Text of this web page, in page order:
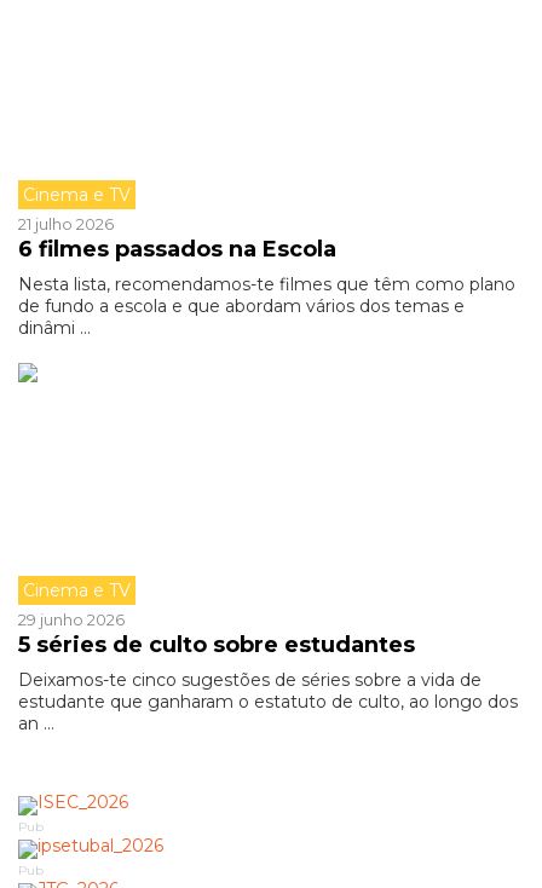
Cinema e TV
21 julho 2026
6 filmes passados na Escola
Nesta lista, recomendamos-te filmes que têm como plano
de fundo a escola e que abordam vários dos temas e
dinâmi ...
Cinema e TV
29 junho 2026
5 séries de culto sobre estudantes
Deixamos-te cinco sugestões de séries sobre a vida de
estudante que ganharam o estatuto de culto, ao longo dos
an ...
Pub
Pub